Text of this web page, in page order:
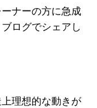
ナーの方に急成
ログでシェアし
理想的な動きが